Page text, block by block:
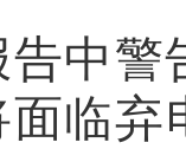
告中
临弃